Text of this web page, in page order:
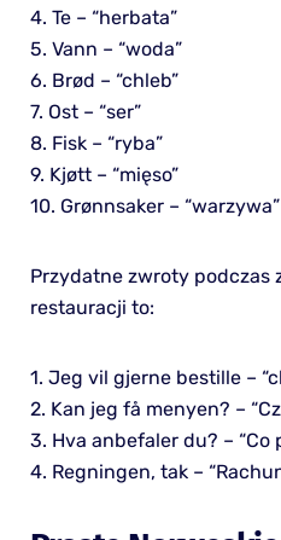
4. Te – “herbata”
5. Vann – “woda”
6. Brød – “chleb”
7. Ost – “ser”
8. Fisk – “ryba”
9. Kjøtt – “mięso”
10. Grønnsaker – “warzywa”
Przydatne zwroty podczas
restauracji to:
1. Jeg vil gjerne bestille –
2. Kan jeg få menyen? –
3. Hva anbefaler du? – “Co
4. Regningen, tak –